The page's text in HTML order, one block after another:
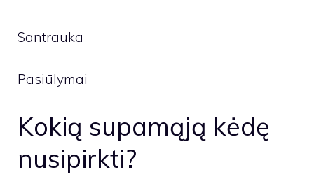
Santrauka
Pasiūlymai
Kokią supamąją kėdę
nusipirkti?